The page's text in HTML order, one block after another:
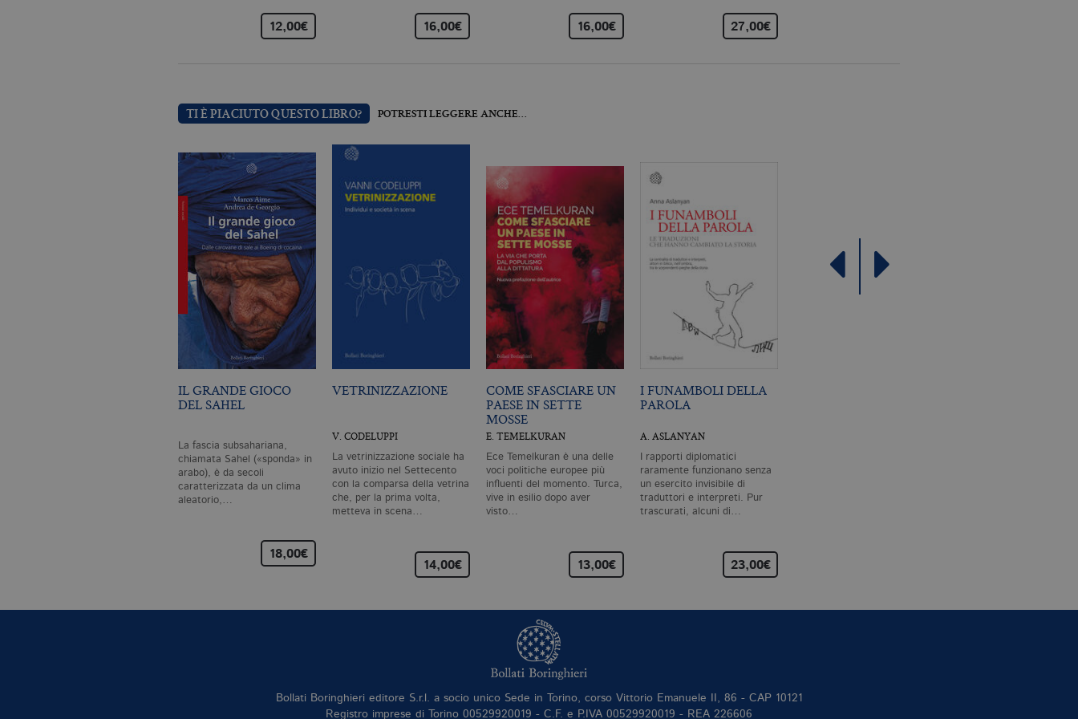
12,00€ 16,00€ 16,00€ 27,00€
TI È PIACIUTO QUESTO LIBRO? POTRESTI LEGGERE ANCHE…
IL GRANDE GIOCO
DEL SAHEL
La fascia subsahariana,
chiamata Sahel («sponda» in
arabo), è da secoli
caratterizzata da un clima
aleatorio,…
18,00€
VETRINIZZAZIONE
V. CODELUPPI
La vetrinizzazione sociale ha
avuto inizio nel Settecento
con la comparsa della vetrina
che, per la prima volta,
metteva in scena…
14,00€
COME SFASCIARE UN
PAESE IN SETTE
MOSSE
E. TEMELKURAN
Ece Temelkuran è una delle
voci politiche europee più
influenti del momento. Turca,
vive in esilio dopo aver
visto…
13,00€
I FUNAMBOLI DELLA
PAROLA
A. ASLANYAN
I rapporti diplomatici
raramente funzionano senza
un esercito invisibile di
traduttori e interpreti. Pur
trascurati, alcuni di…
23,00€
Bollati Boringhieri editore S.r.l. a socio unico Sede in Torino, corso Vittorio Emanuele II, 86 - CAP 10121
Registro imprese di Torino 00529920019 - C.F. e P.IVA 00529920019 - REA 226606
_fbp
.bollatiboringhieri.it 3 mesi
Utilizzato da Facebook per fornire una serie di prodotti pubblicitari come offerte in tempo reale
da inserzionisti di terze parti